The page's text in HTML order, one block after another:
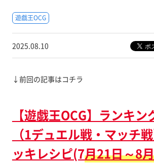
遊戯王OCG
2025.08.10
↓前回の記事はコチラ
【遊戯王OCG】ランキ
（1デュエル戦・マッチ
ッキレシピ(7月21日～8